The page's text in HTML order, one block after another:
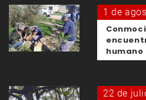
1 de
humano
22 de